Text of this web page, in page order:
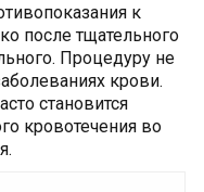
к
после тщательного
Процедуру не
крови.
становится
кровотечения во